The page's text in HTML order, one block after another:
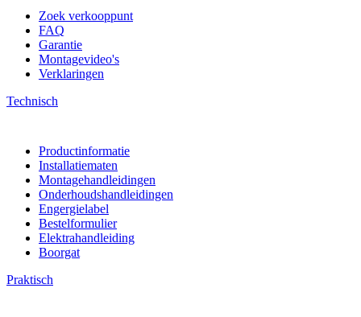
Zoek verkooppunt
FAQ
Garantie
Montagevideo's
Verklaringen
Technisch
Productinformatie
Installatiematen
Montagehandleidingen
Onderhoudshandleidingen
Engergielabel
Bestelformulier
Elektrahandleiding
Boorgat
Praktisch